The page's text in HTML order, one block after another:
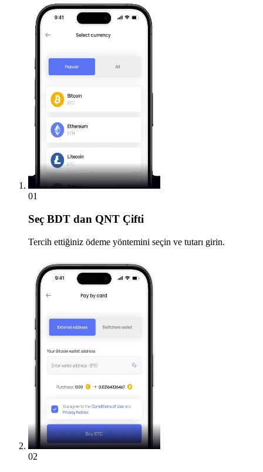
01
Seç BDT dan QNT Çifti
Tercih ettiğiniz ödeme yöntemini seçin ve tutarı girin.
02